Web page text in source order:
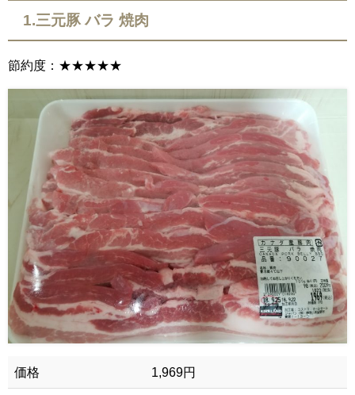
1.三元豚 バラ 焼肉
節約度：★★★★★
価格 1,969円